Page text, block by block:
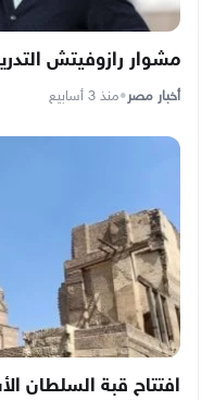
مشوار رازوفيتش
أخبار مصر•منذ 3 أسابيع
افتتاح قبة السلطان